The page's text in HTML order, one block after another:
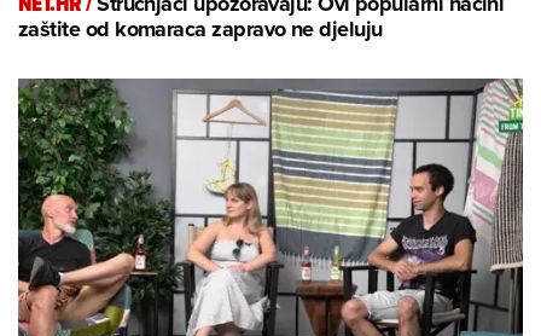
zaštite od komaraca zapravo ne djeluju